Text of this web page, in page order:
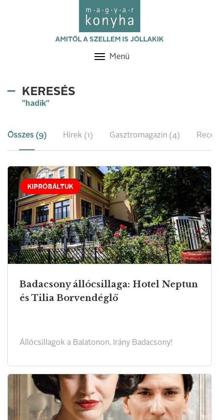
AMITŐL A SZELLEM IS JÓLLAKIK
Toggle
Menü
KERESÉS
"hadik"
Összes (9) Hírek (1) Gasztromagazin (4)
KIPRÓBÁLTUK
Badacsony állócsillaga: Hotel Neptun
és Tilia Borvendéglő
Állócsillagok a Balatonon. Irány Badacsony!